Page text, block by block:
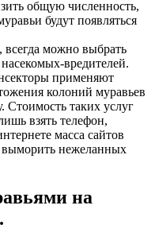
общую численность,
будут появляться
можно выбрать
вредителей.
применяют
колоний муравьев
Стоимость таких услуг
взять телефон,
масса сайтов
выморить нежеланных
на